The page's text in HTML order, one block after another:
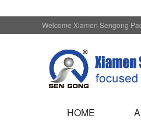
Welcome Xiamen Sengong
HOME